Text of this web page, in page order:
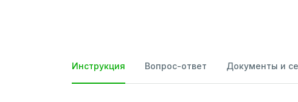
Инструкция Вопрос-ответ Документы и